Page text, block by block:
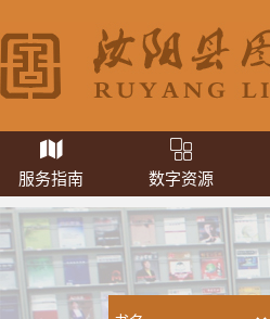
服务指南 数字资源